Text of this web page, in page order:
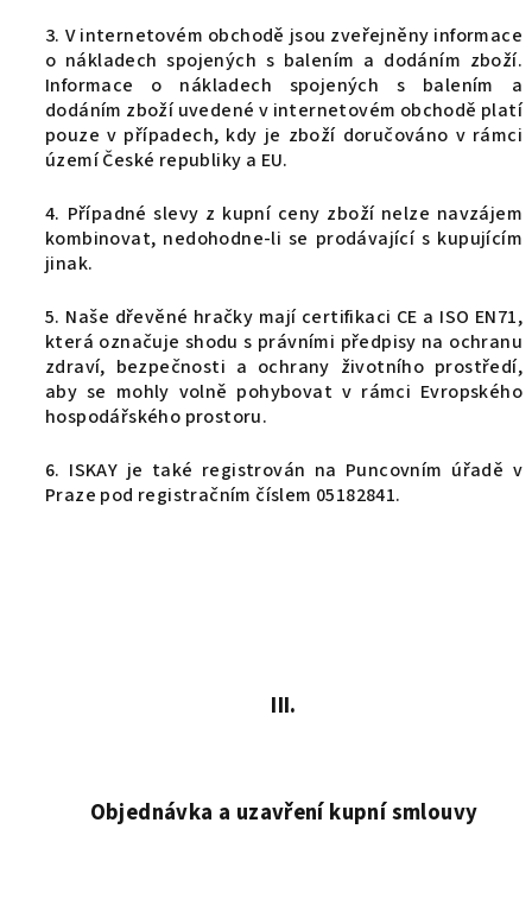
3. V internetovém obchodě jsou zveřejněny informace
o nákladech spojených s balením a dodáním zboží.
Informace o nákladech spojených s balením a
dodáním zboží uvedené v internetovém obchodě platí
pouze v případech, kdy je zboží doručováno v rámci
území České republiky a EU.
4. Případné slevy z kupní ceny zboží nelze navzájem
kombinovat, nedohodne-li se prodávající s kupujícím
jinak.
5. Naše dřevěné hračky mají certifikaci CE a ISO EN71,
která označuje shodu s právními předpisy na ochranu
zdraví, bezpečnosti a ochrany životního prostředí,
aby se mohly volně pohybovat v rámci Evropského
hospodářského prostoru.
6. ISKAY je také registrován na Puncovním úřadě v
Praze pod registračním číslem 05182841.
III.
Objednávka a uzavření kupní smlouvy